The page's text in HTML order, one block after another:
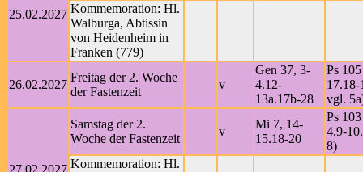
25.02.2027 Kommemoration: Hl.
Walburga, Abtissin
von Heidenheim in
Franken (779)
26.02.2027
Freitag der 2. Woche
der Fastenzeit
v
Gen 37, 3-
4.12-
13a.17b-28
Ps
vgl.
27.02.2027
Samstag der 2.
Woche der Fastenzeit
v
Mi 7, 14-
15.18-20
Ps
4.9-
8)
Kommemoration: Hl.